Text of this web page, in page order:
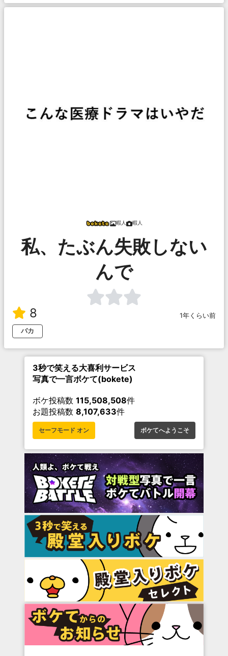
暇人 暇人
私、たぶん失敗しない
んで
8
1年くらい前
バカ
3秒で笑える大喜利サービス
写真で一言ボケて(bokete)
ボケ投稿数 115,508,508件
お題投稿数 8,107,633件
セーフモード オン ボケてへようこそ